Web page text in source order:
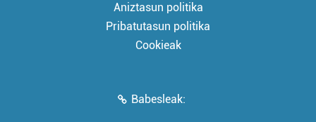
Aniztasun politika
Pribatutasun politika
Cookieak
Babesleak: